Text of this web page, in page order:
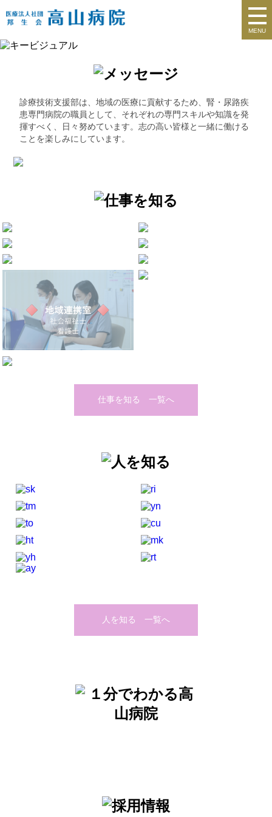
MENU
診療技術支援部は、地域の医療に貢献するため、腎・尿路疾
患専門病院の職員として、それぞれの専門スキルや知識を発
揮すべく、日々努めています。志の高い皆様と一緒に働ける
ことを楽しみにしています。
仕事を知る 一覧へ
人を知る 一覧へ